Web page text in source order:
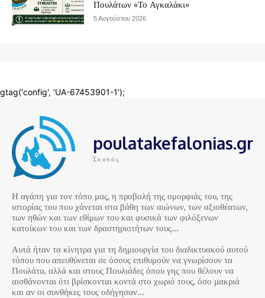
poulatakefalonias.gr
Σκοπός
Η αγάπη για τον τόπο μας, η προβολή της ομορφιάς του, της
ιστορίας του που χάνεται στα βάθη των αιώνων, των αξιοθέατων,
των ηθών και των εθίμων του και φυσικά των φιλόξενων
κατοίκων του και των δραστηριοτήτων τους…
Αυτά ήταν τα κίνητρα για τη δημιουργία του διαδικτυακού αυτού
τόπου που απευθύνεται σε όσους επιθυμούν να γνωρίσουν τα
Πουλάτα, αλλά και στους Πουλιάδες όπου γης που θέλουν να
αισθάνονται ότι βρίσκονται κοντά στο χωριό τους, όσο μακριά
και αν οι συνθήκες τους οδήγησαν…